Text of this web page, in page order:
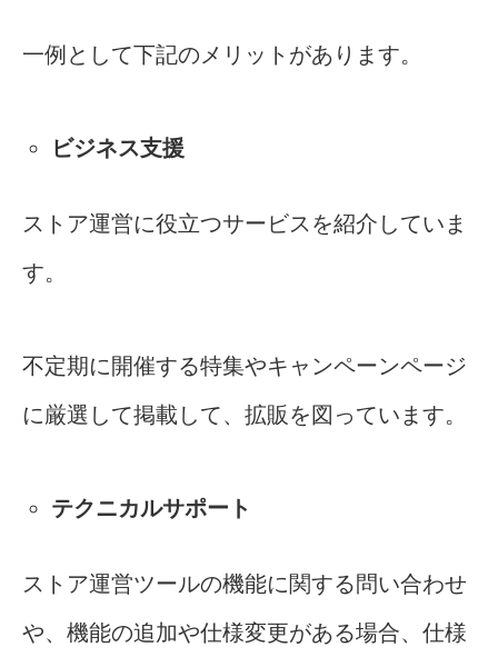
一例として下記のメリットがあります。
ビジネス支援
ストア運営に役立つサービスを紹介していま
す。
不定期に開催する特集やキャンペーンページ
に厳選して掲載して、拡販を図っています。
テクニカルサポート
ストア運営ツールの機能に関する問い合わせ
や、機能の追加や仕様変更がある場合、仕様